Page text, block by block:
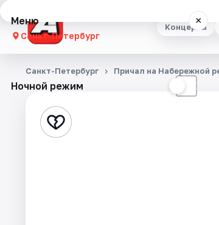
Концерты
Меню ×
Санкт-Петербург
Концерты
Стендап
Ночной режим ☾
Санкт-Петербург Причал на Набережной